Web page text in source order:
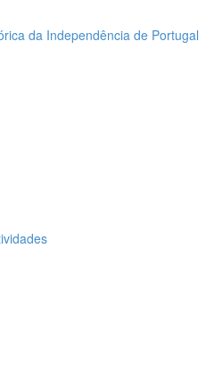
da Independência de Portugal